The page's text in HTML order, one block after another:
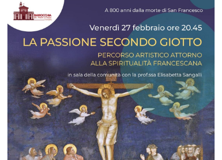
avanzata
ALTRE
TESTATE
PRIVACY
Privacy